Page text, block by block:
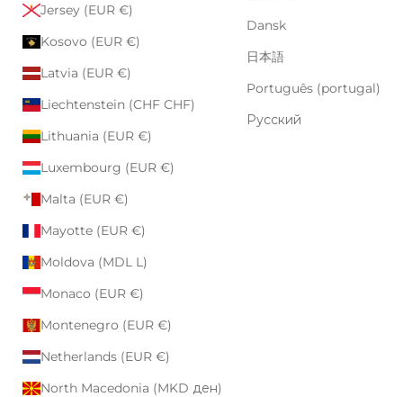
Jersey (EUR €)
Kosovo (EUR €)
Latvia (EUR €)
Liechtenstein (CHF CHF)
Lithuania (EUR €)
Luxembourg (EUR €)
Malta (EUR €)
Mayotte (EUR €)
Moldova (MDL L)
Monaco (EUR €)
Montenegro (EUR €)
Netherlands (EUR €)
North Macedonia (MKD ден)
Dansk
日本語
Português (portugal)
Русский